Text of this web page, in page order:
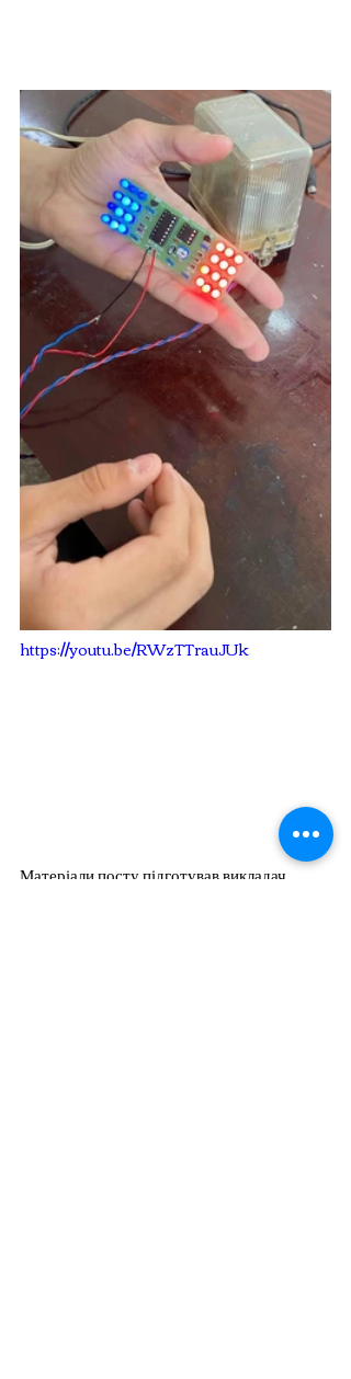
https://youtu.be/RWzTTrauJUk
Матеріали посту підготував викладач